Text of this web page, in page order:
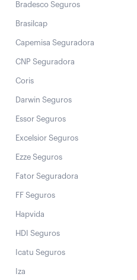
Bradesco Seguros
Brasilcap
Capemisa Seguradora
CNP Seguradora
Coris
Darwin Seguros
Essor Seguros
Excelsior Seguros
Ezze Seguros
Fator Seguradora
FF Seguros
Hapvida
HDI Seguros
Icatu Seguros
Iza